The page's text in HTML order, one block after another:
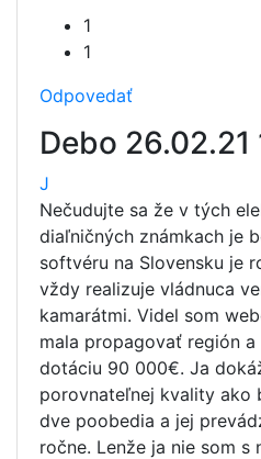
1
1
Odpovedať
Debo 26.02.21
J
Nečudujte sa že v tých
diaľničných známkach je
softvéru na Slovensku je
vždy realizuje vládnuca
kamarátmi. Videl som
mala propagovať región
dotáciu 90 000€. Ja
porovnateľnej kvality ako
dve poobedia a jej
ročne. Lenže ja nie som s